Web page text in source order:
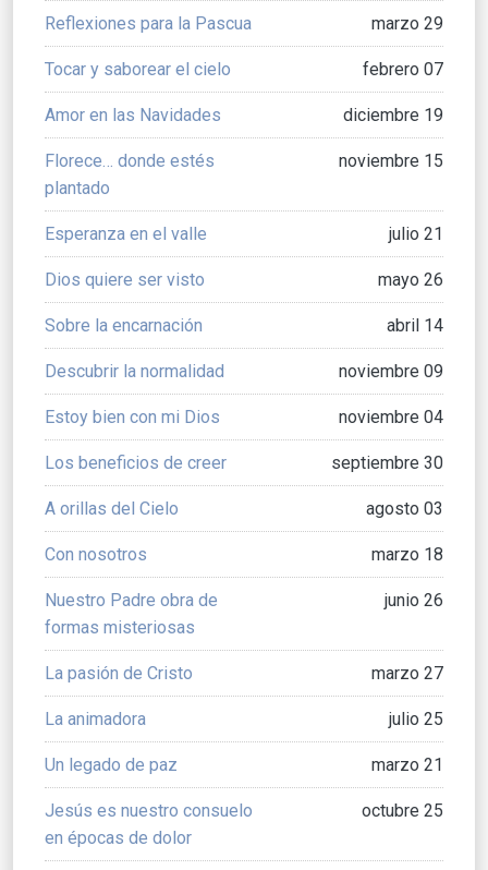
Reflexiones para la Pascua marzo 29
Tocar y saborear el cielo febrero 07
Amor en las Navidades diciembre 19
Florece… donde estés
plantado
noviembre 15
Esperanza en el valle julio 21
Dios quiere ser visto mayo 26
Sobre la encarnación abril 14
Descubrir la normalidad noviembre 09
Estoy bien con mi Dios noviembre 04
Los beneficios de creer septiembre 30
A orillas del Cielo agosto 03
Con nosotros marzo 18
Nuestro Padre obra de
formas misteriosas
junio 26
La pasión de Cristo marzo 27
La animadora julio 25
Un legado de paz marzo 21
Jesús es nuestro consuelo
en épocas de dolor
octubre 25